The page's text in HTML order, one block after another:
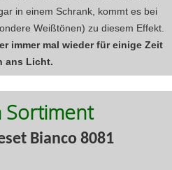
in einem Schrank, kommt es bei
Weißtönen) zu diesem Effekt.
immer mal wieder für einige Zeit
ans Licht.
Sortiment
Bianco 8081